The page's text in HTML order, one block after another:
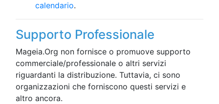
calendario.
Supporto Professionale
Mageia.Org non fornisce o promuove supporto
commerciale/professionale o altri servizi
riguardanti la distribuzione. Tuttavia, ci sono
organizzazioni che forniscono questi servizi e
altro ancora.